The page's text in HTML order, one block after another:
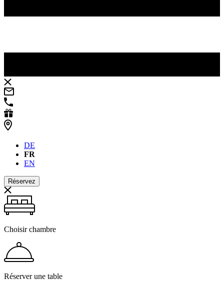
DE
FR
EN
Réservez
Choisir chambre
Réserver une table